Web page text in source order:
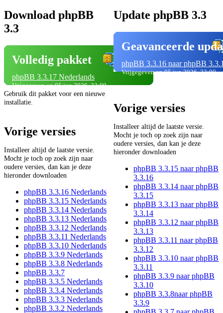
Download phpBB
3.3
Volledig pakket
phpBB 3.3.17 Nederlands
Vrijgegeven op 05 jun 2026, 23:00
Gebruik dit pakket voor een nieuwe
installatie.
Vorige versies
Installeer altijd de laatste versie.
Mocht je toch op zoek zijn naar
oudere versies, dan kan je deze
hieronder downloaden
phpBB 3.3.16 Nederlands
phpBB 3.3.15 Nederlands
phpBB 3.3.14 Nederlands
phpBB 3.3.13 Nederlands
phpBB 3.3.12 Nederlands
phpBB 3.3.11 Nederlands
phpBB 3.3.10 Nederlands
phpBB 3.3.9 Nederlands
phpBB 3.3.8 Nederlands
phpBB 3.3.7
phpBB 3.3.5 Nederlands
phpBB 3.3.4 Nederlands
phpBB 3.3.3 Nederlands
phpBB 3.3.2 Nederlands
Update phpBB 3.3
Geavanceerde
phpBB 3.3.16 naar phpBB
Vrijgegeven op 05 jun 2026, 23:00
Vorige versies
Installeer altijd de laatste versie.
Mocht je toch op zoek zijn naar
oudere versies, dan kan je deze
hieronder downloaden
phpBB 3.3.15 naar phpBB
3.3.16
phpBB 3.3.14 naar phpBB
3.3.15
phpBB 3.3.13 naar phpBB
3.3.14
phpBB 3.3.12 naar phpBB
3.3.13
phpBB 3.3.11 naar phpBB
3.3.12
phpBB 3.3.10 naar phpBB
3.3.11
phpBB 3.3.9 naar phpBB
3.3.10
phpBB 3.3.8naar phpBB
3.3.9